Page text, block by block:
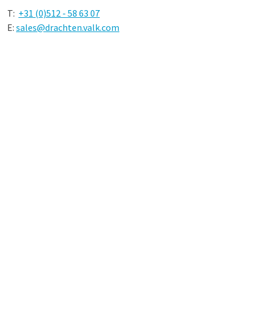
T: +31 (0)512 - 58 63 07
E: sales@drachten.valk.com